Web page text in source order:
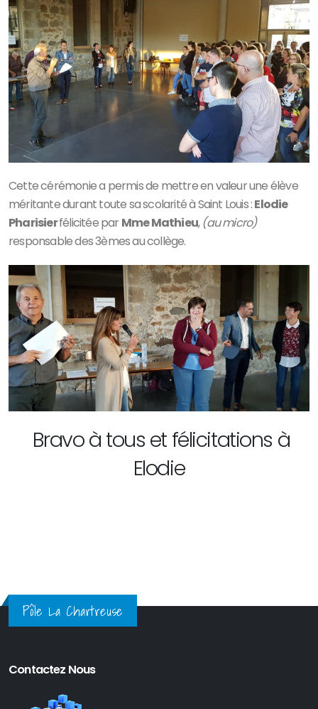
Cette cérémonie a permis de mettre en valeur une élève
méritante durant toute sa scolarité à Saint Louis :Elodie
Pharisierfélicitée par Mme Mathieu,(au micro)
responsable des 3èmes au collège.
Bravo à tous et félicitations à
Elodie
Pôle La Chartreuse
Contactez Nous